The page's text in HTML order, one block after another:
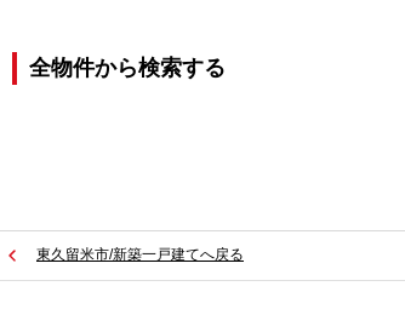
全物件から検索する
東久留米市/新築一戸建てへ戻る